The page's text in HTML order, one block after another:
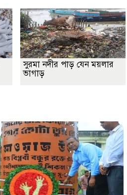
সুরমা নদীর পাড় যেন ময়লার
ভাগাড়